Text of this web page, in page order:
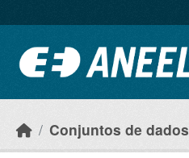
Conjuntos de dados